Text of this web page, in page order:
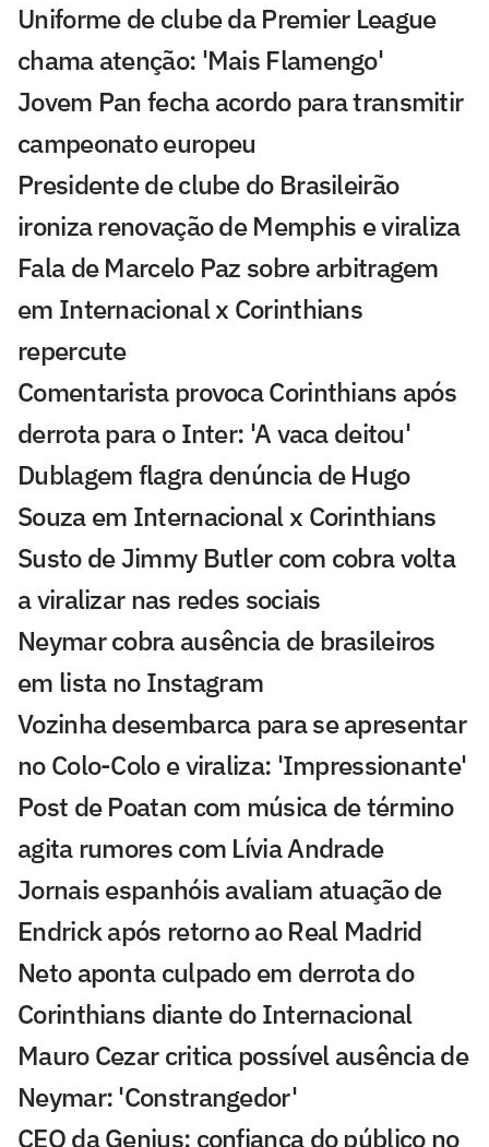
Uniforme de clube da Premier League
chama atenção: 'Mais Flamengo'
Jovem Pan fecha acordo para transmitir
campeonato europeu
Presidente de clube do Brasileirão
ironiza renovação de Memphis e viraliza
Fala de Marcelo Paz sobre arbitragem
em Internacional x Corinthians
repercute
Comentarista provoca Corinthians após
derrota para o Inter: 'A vaca deitou'
Dublagem flagra denúncia de Hugo
Souza em Internacional x Corinthians
Susto de Jimmy Butler com cobra volta
a viralizar nas redes sociais
Neymar cobra ausência de brasileiros
em lista no Instagram
Vozinha desembarca para se apresentar
no Colo-Colo e viraliza: 'Impressionante'
Post de Poatan com música de término
agita rumores com Lívia Andrade
Jornais espanhóis avaliam atuação de
Endrick após retorno ao Real Madrid
Neto aponta culpado em derrota do
Corinthians diante do Internacional
Mauro Cezar critica possível ausência de
Neymar: 'Constrangedor'
CEO da Genius: confiança do público no